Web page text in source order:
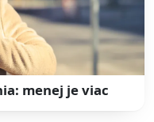
menej je viac